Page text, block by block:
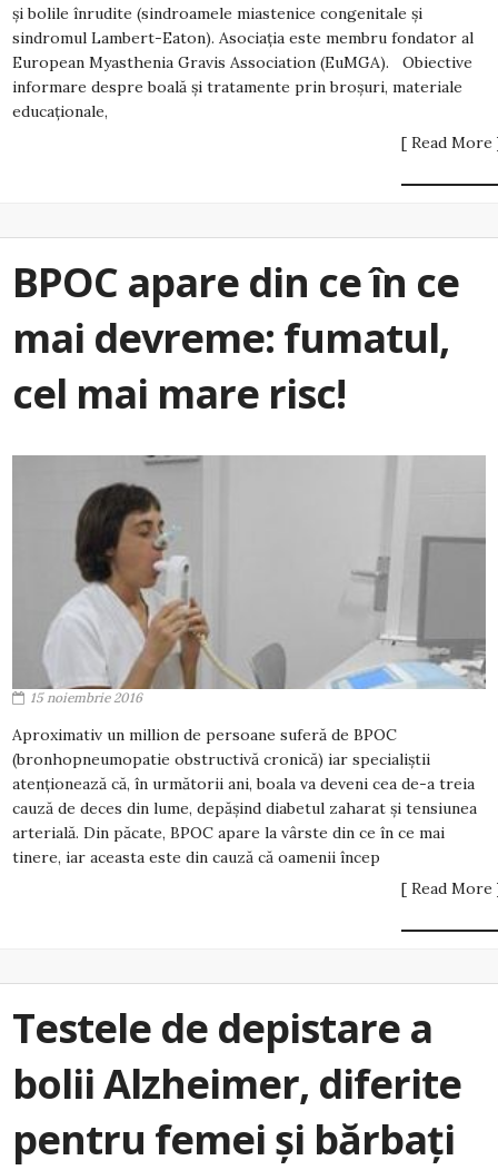
și bolile înrudite (sindroamele miastenice congenitale și
sindromul Lambert-Eaton). Asociația este membru fondator al
European Myasthenia Gravis Association (EuMGA). Obiective
informare despre boală și tratamente prin broșuri, materiale
educaționale,
[ Read More
BPOC apare din ce în ce
mai devreme: fumatul,
cel mai mare risc!
15 noiembrie 2016
Aproximativ un million de persoane suferă de BPOC
(bronhopneumopatie obstructivă cronică) iar specialiștii
atenționează că, în următorii ani, boala va deveni cea de-a treia
cauză de deces din lume, depășind diabetul zaharat și tensiunea
arterială. Din păcate, BPOC apare la vârste din ce în ce mai
tinere, iar aceasta este din cauză că oamenii încep
[ Read More
Testele de depistare a
bolii Alzheimer, diferite
pentru femei și bărbați